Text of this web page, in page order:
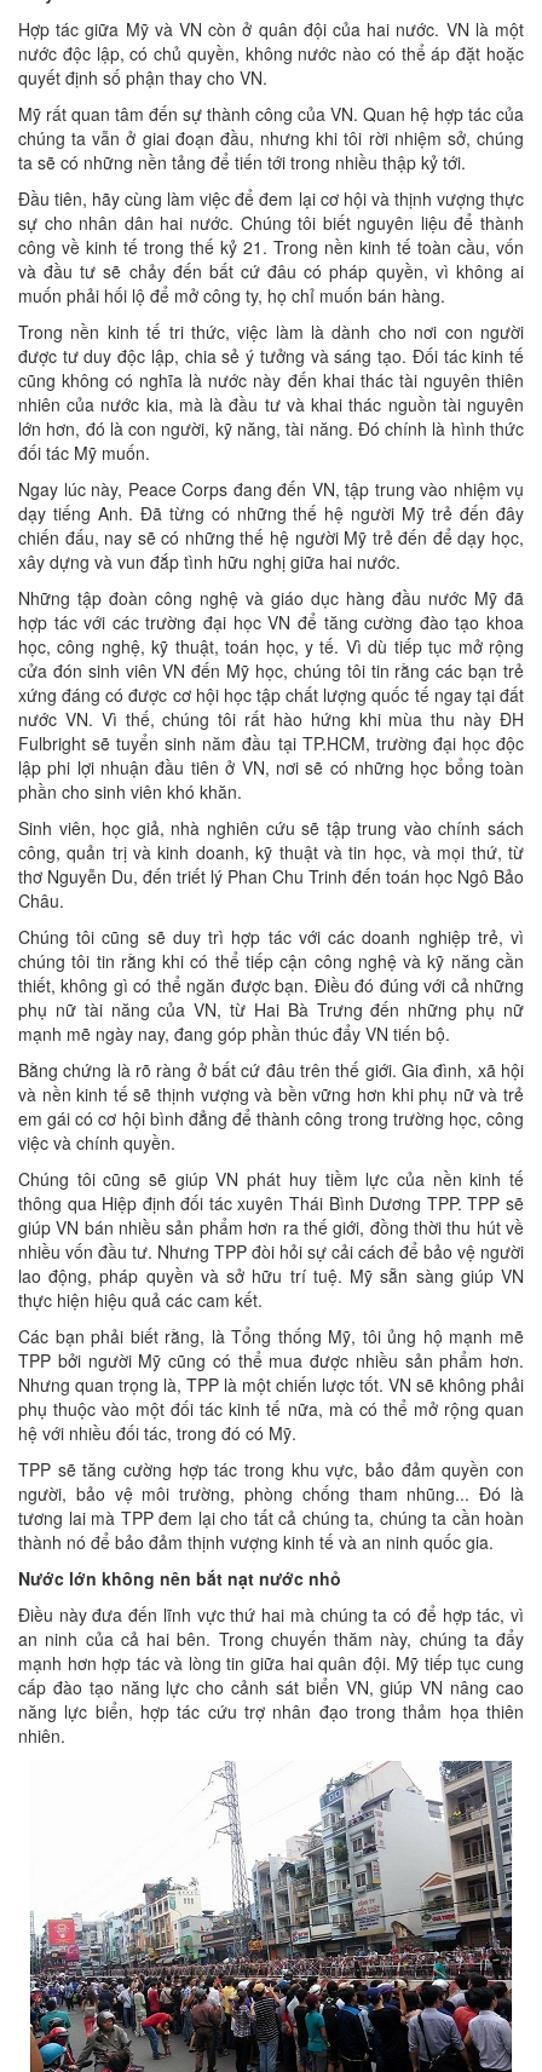
Hợp tác giữa Mỹ và VN còn ở quân đội của hai nước. VN là một
nước độc lập, có chủ quyền, không nước nào có thể áp đặt hoặc
quyết định số phận thay cho VN.
Mỹ rất quan tâm đến sự thành công của VN. Quan hệ hợp tác của
chúng ta vẫn ở giai đoạn đầu, nhưng khi tôi rời nhiệm sở, chúng
ta sẽ có những nền tảng để tiến tới trong nhiều thập kỷ tới.
Đầu tiên, hãy cùng làm việc để đem lại cơ hội và thịnh vượng thực
sự cho nhân dân hai nước. Chúng tôi biết nguyên liệu để thành
công về kinh tế trong thế kỷ 21. Trong nền kinh tế toàn cầu, vốn
và đầu tư sẽ chảy đến bất cứ đâu có pháp quyền, vì không ai
muốn phải hối lộ để mở công ty, họ chỉ muốn bán hàng.
Trong nền kinh tế tri thức, việc làm là dành cho nơi con người
được tư duy độc lập, chia sẻ ý tưởng và sáng tạo. Đối tác kinh tế
cũng không có nghĩa là nước này đến khai thác tài nguyên thiên
nhiên của nước kia, mà là đầu tư và khai thác nguồn tài nguyên
lớn hơn, đó là con người, kỹ năng, tài năng. Đó chính là hình thức
đối tác Mỹ muốn.
Ngay lúc này, Peace Corps đang đến VN, tập trung vào nhiệm vụ
dạy tiếng Anh. Đã từng có những thế hệ người Mỹ trẻ đến đây
chiến đấu, nay sẽ có những thế hệ người Mỹ trẻ đến để dạy học,
xây dựng và vun đắp tình hữu nghị giữa hai nước.
Những tập đoàn công nghệ và giáo dục hàng đầu nước Mỹ đã
hợp tác với các trường đại học VN để tăng cường đào tạo khoa
học, công nghệ, kỹ thuật, toán học, y tế. Vì dù tiếp tục mở rộng
cửa đón sinh viên VN đến Mỹ học, chúng tôi tin rằng các bạn trẻ
xứng đáng có được cơ hội học tập chất lượng quốc tế ngay tại đất
nước VN. Vì thế, chúng tôi rất hào hứng khi mùa thu này ĐH
Fulbright sẽ tuyển sinh năm đầu tại TP.HCM, trường đại học độc
lập phi lợi nhuận đầu tiên ở VN, nơi sẽ có những học bổng toàn
phần cho sinh viên khó khăn.
Sinh viên, học giả, nhà nghiên cứu sẽ tập trung vào chính sách
công, quản trị và kinh doanh, kỹ thuật và tin học, và mọi thứ, từ
thơ Nguyễn Du, đến triết lý Phan Chu Trinh đến toán học Ngô Bảo
Châu.
Chúng tôi cũng sẽ duy trì hợp tác với các doanh nghiệp trẻ, vì
chúng tôi tin rằng khi có thể tiếp cận công nghệ và kỹ năng cần
thiết, không gì có thể ngăn được bạn. Điều đó đúng với cả những
phụ nữ tài năng của VN, từ Hai Bà Trưng đến những phụ nữ
mạnh mẽ ngày nay, đang góp phần thúc đẩy VN tiến bộ.
Bằng chứng là rõ ràng ở bất cứ đâu trên thế giới. Gia đình, xã hội
và nền kinh tế sẽ thịnh vượng và bền vững hơn khi phụ nữ và trẻ
em gái có cơ hội bình đẳng để thành công trong trường học, công
việc và chính quyền.
Chúng tôi cũng sẽ giúp VN phát huy tiềm lực của nền kinh tế
thông qua Hiệp định đối tác xuyên Thái Bình Dương TPP. TPP sẽ
giúp VN bán nhiều sản phẩm hơn ra thế giới, đồng thời thu hút về
nhiều vốn đầu tư. Nhưng TPP đòi hỏi sự cải cách để bảo vệ người
lao động, pháp quyền và sở hữu trí tuệ. Mỹ sẵn sàng giúp VN
thực hiện hiệu quả các cam kết.
Các bạn phải biết rằng, là Tổng thống Mỹ, tôi ủng hộ mạnh mẽ
TPP bởi người Mỹ cũng có thể mua được nhiều sản phẩm hơn.
Nhưng quan trọng là, TPP là một chiến lược tốt. VN sẽ không phải
phụ thuộc vào một đối tác kinh tế nữa, mà có thể mở rộng quan
hệ với nhiều đối tác, trong đó có Mỹ.
TPP sẽ tăng cường hợp tác trong khu vực, bảo đảm quyền con
người, bảo vệ môi trường, phòng chống tham nhũng... Đó là
tương lai mà TPP đem lại cho tất cả chúng ta, chúng ta cần hoàn
thành nó để bảo đảm thịnh vượng kinh tế và an ninh quốc gia.
Nước lớn không nên bắt nạt nước nhỏ
Điều này đưa đến lĩnh vực thứ hai mà chúng ta có để hợp tác, vì
an ninh của cả hai bên. Trong chuyến thăm này, chúng ta đẩy
mạnh hơn hợp tác và lòng tin giữa hai quân đội. Mỹ tiếp tục cung
cấp đào tạo năng lực cho cảnh sát biển VN, giúp VN nâng cao
năng lực biển, hợp tác cứu trợ nhân đạo trong thảm họa thiên
nhiên.